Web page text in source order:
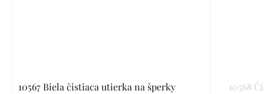
10567 Biela čistiaca utierka na šperky 10568